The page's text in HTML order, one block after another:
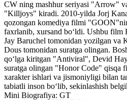
CW ning mashhur seriyasi "Arrow"
"Killjoys" kiradi. 2010-yilda Jorj
qozongan komediya filmi
faxrlanib, xursand bo‘ldi. Ushbu film
Jay Baruchel tomonidan yozilgan va
Dous tomonidan suratga olingan.
qo‘lga kiritgan "Antiviral", Devid
suratga olingan "Honor Code" qisqa
xarakter ishlari va jismoniyligi bilan
tabiatli inson bo‘lib, sekinlashish
Mini Biografiya: GT